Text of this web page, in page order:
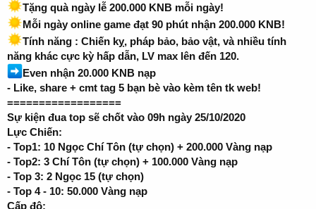
Tặng quà ngày lễ 200.000 KNB mỗi ngày!
Mỗi ngày online game đạt 90 phút nhận 200.000 KNB!
Tính năng : Chiến kỵ, pháp bảo, bảo vật, và nhiều tính
năng khác cực kỳ hấp dẫn, LV max lên đến 120.
Even nhận 20.000 KNB nạp
- Like, share + cmt tag 5 bạn bè vào kèm tên tk web!
==================
Sự kiện đua top sẽ chốt vào 09h ngày 25/10/2020
Lực Chiến:
- Top1: 10 Ngọc Chí Tôn (tự chọn) + 200.000 Vàng nạp
- Top2: 3 Chí Tôn (tự chọn) + 100.000 Vàng nạp
- Top 3: 2 Ngọc 15 (tự chọn)
- Top 4 - 10: 50.000 Vàng nạp
Cấp độ: